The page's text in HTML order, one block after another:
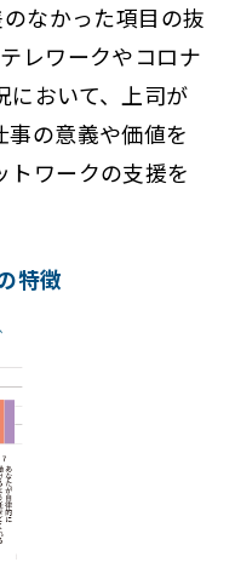
なかった項目の抜
レワークやコロナ
において、上司が
の意義や価値を
ワークの支援を
特徴